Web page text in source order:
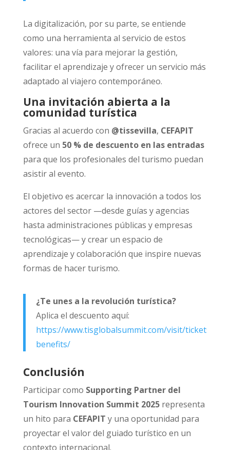
La digitalización, por su parte, se entiende
como una herramienta al servicio de estos
valores: una vía para mejorar la gestión,
facilitar el aprendizaje y ofrecer un servicio más
adaptado al viajero contemporáneo.
Una invitación abierta a la
comunidad turística
Gracias al acuerdo con @tissevilla, CEFAPIT
ofrece un 50 % de descuento en las entradas
para que los profesionales del turismo puedan
asistir al evento.
El objetivo es acercar la innovación a todos los
actores del sector —desde guías y agencias
hasta administraciones públicas y empresas
tecnológicas— y crear un espacio de
aprendizaje y colaboración que inspire nuevas
formas de hacer turismo.
¿Te unes a la revolución turística?
Aplica el descuento aquí:
https://www.tisglobalsummit.com/visit/tickets-
benefits/
Conclusión
Participar como Supporting Partner del
Tourism Innovation Summit 2025representa
un hito para CEFAPIT y una oportunidad para
proyectar el valor del guiado turístico en un
contexto internacional.